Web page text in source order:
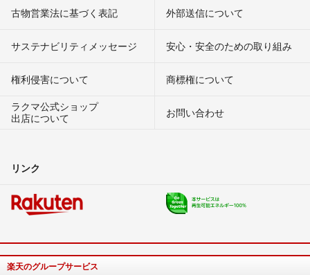
古物営業法に基づく表記 外部送信について
サステナビリティメッセージ 安心・安全のための取り組み
権利侵害について
商標権について
ラクマ公式ショップ
出店について
お問い合わせ
リンク
楽天のグループサービス